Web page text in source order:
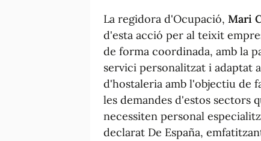
La regidora d'Ocupació, Mari
d'esta acció per al teixit
de forma coordinada, amb la
servici personalitzat i adaptat
d'hostaleria amb l'objectiu de
les demandes d'estos sectors
necessiten personal
declarat De España,